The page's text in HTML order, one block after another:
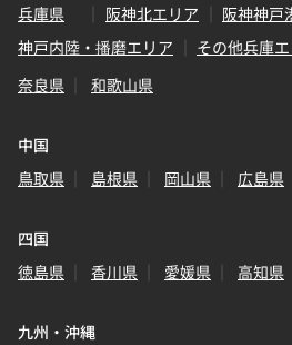
兵庫県
阪神北エリア
阪神神戸
神戸内陸・播磨エリア
その他兵庫
奈良県
和歌山県
中国
鳥取県
島根県 岡山県 広島県
四国
徳島県
香川県 愛媛県 高知県
九州・沖縄